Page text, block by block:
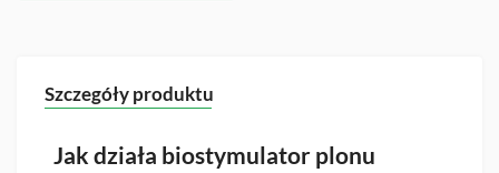
Szczegóły produktu
Jak działa biostymulator plonu